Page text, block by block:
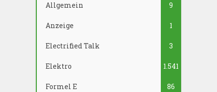
Allgemein 9
Anzeige 1
Electrified Talk 3
Elektro 1.541
Formel E 86